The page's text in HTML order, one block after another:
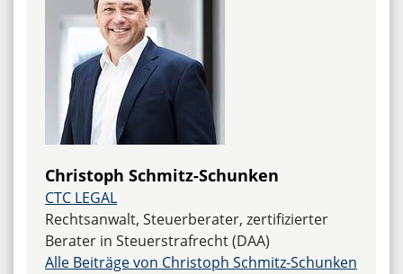
Christoph Schmitz-Schunken
CTC LEGAL
Rechtsanwalt, Steuerberater, zertifizierter
Berater in Steuerstrafrecht (DAA)
Alle Beiträge von Christoph Schmitz-Schunken